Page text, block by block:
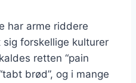
har arme riddere
forskellige kulturer
retten “pain
brød”, og i mange